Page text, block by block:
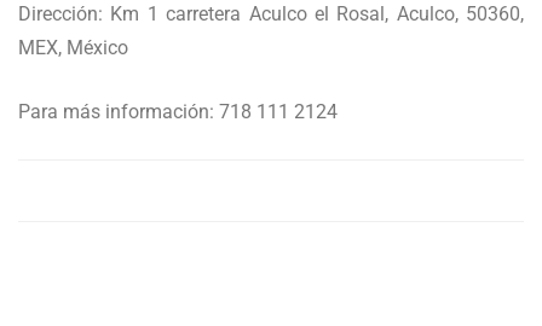
Dirección: Km 1 carretera Aculco el Rosal, Aculco, 50360,
MEX, México
Para más información: 718 111 2124